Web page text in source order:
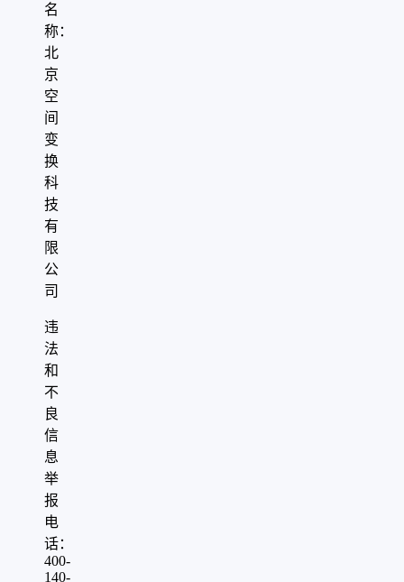
名
称：
北
京
空
间
变
换
科
技
有
限
公
司
违
法
和
不
良
信
息
举
报
电
话：
400-
140-